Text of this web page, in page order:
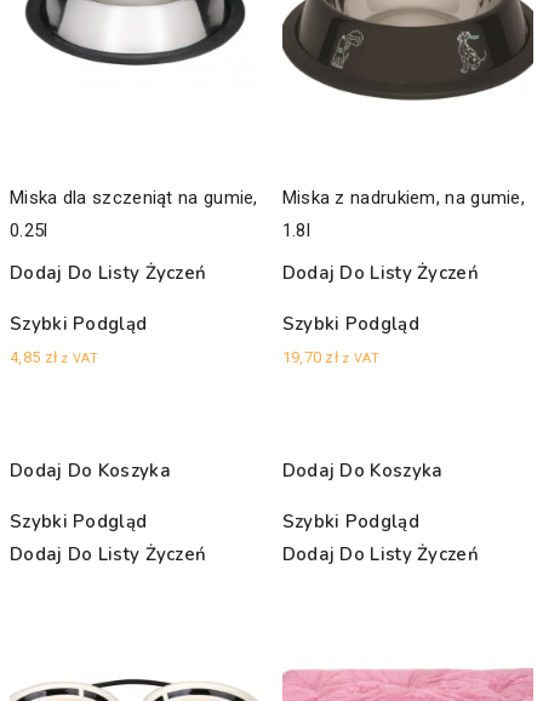
Miska dla szczeniąt na gumie,
0.25l
Dodaj Do Listy Życzeń
Szybki Podgląd
4,85 zł z VAT
Miska z nadrukiem, na gumie,
1.8l
Dodaj Do Listy Życzeń
Szybki Podgląd
19,70 zł z VAT
Dodaj Do Koszyka
Szybki Podgląd
Dodaj Do Listy Życzeń
Dodaj Do Koszyka
Szybki Podgląd
Dodaj Do Listy Życzeń